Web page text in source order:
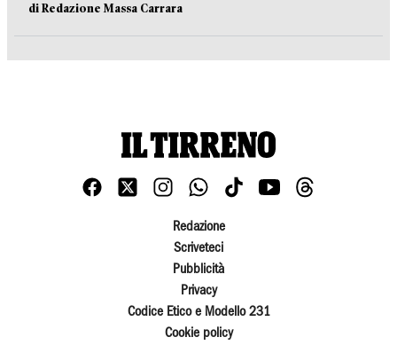
di Redazione Massa Carrara
Redazione
Scriveteci
Pubblicità
Privacy
Codice Etico e Modello 231
Cookie policy